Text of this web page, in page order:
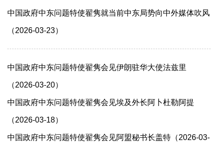
中国政府中东问题特使翟隽就当前中东局势向中外媒体吹风
（2026-03-23）
中国政府中东问题特使翟隽会见伊朗驻华大使法兹里
（2026-03-20）
中国政府中东问题特使翟隽会见埃及外长阿卜杜勒阿提
（2026-03-18）
中国政府中东问题特使翟隽会见阿盟秘书长盖特（2026-03-